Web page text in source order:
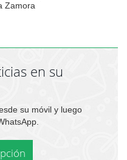
Zamora
en su
su móvil y luego